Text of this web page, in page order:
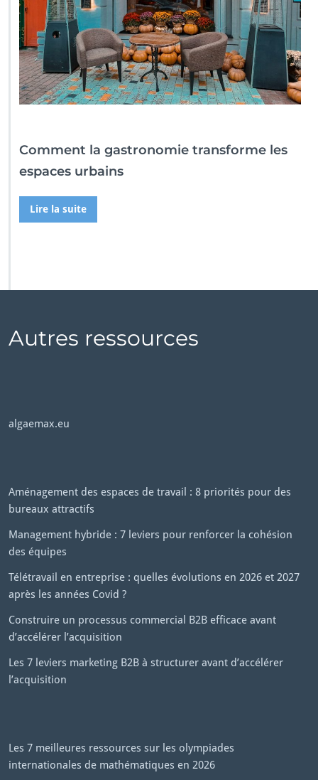
Comment la gastronomie transforme les
espaces urbains
Lire la suite
Autres ressources
algaemax.eu
Aménagement des espaces de travail : 8 priorités pour des
bureaux attractifs
Management hybride : 7 leviers pour renforcer la cohésion
des équipes
Télétravail en entreprise : quelles évolutions en 2026 et 2027
après les années Covid ?
Construire un processus commercial B2B efficace avant
d’accélérer l’acquisition
Les 7 leviers marketing B2B à structurer avant d’accélérer
l’acquisition
Les 7 meilleures ressources sur les olympiades
internationales de mathématiques en 2026